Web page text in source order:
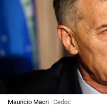
Mauricio Macri | Cedoc